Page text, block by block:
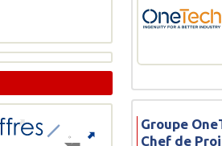
Groupe
Chef de